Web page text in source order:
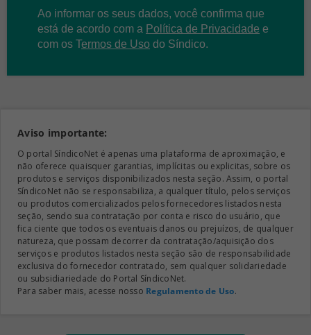
Ao informar os seus dados, você confirma que
está de acordo com a Política de Privacidade e
com os Termos de Uso do Síndico.
Aviso importante:
O portal SíndicoNet é apenas uma plataforma de aproximação, e
não oferece quaisquer garantias, implícitas ou explicitas, sobre os
produtos e serviços disponibilizados nesta seção. Assim, o portal
SíndicoNet não se responsabiliza, a qualquer título, pelos serviços
ou produtos comercializados pelos fornecedores listados nesta
seção, sendo sua contratação por conta e risco do usuário, que
fica ciente que todos os eventuais danos ou prejuízos, de qualquer
natureza, que possam decorrer da contratação/aquisição dos
serviços e produtos listados nesta seção são de responsabilidade
exclusiva do fornecedor contratado, sem qualquer solidariedade
ou subsidiariedade do Portal SíndicoNet.
Para saber mais, acesse nosso Regulamento de Uso.